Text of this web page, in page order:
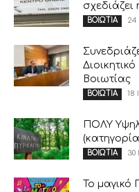
σχεδιάζει
ΒΟΙΩΤΙΑ 24
Βοιωτίας
ΒΟΙΩΤΙΑ 18
ΠΟΛΥ
ΒΟΙΩΤΙΑ 30
Το μαγικό